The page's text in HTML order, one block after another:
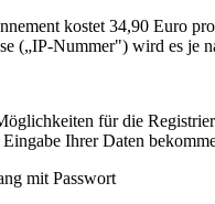
kostet 34,90 Euro
(„IP-Nummer") wird es je
für die
Ihrer Daten
mit Passwort